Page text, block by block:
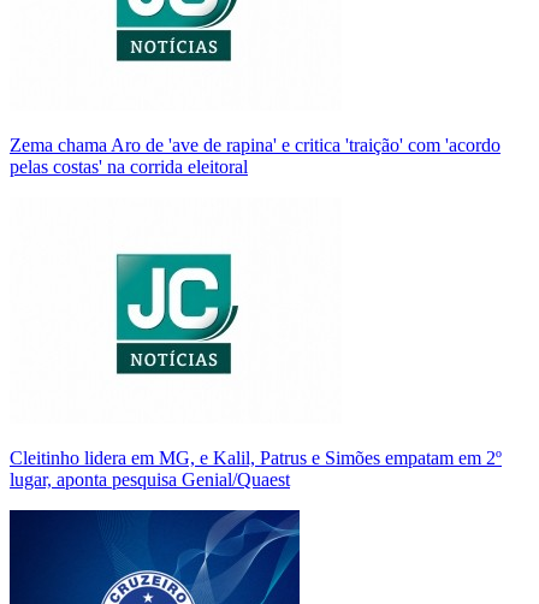
Zema chama Aro de 'ave de rapina' e critica 'traição' com 'acordo
pelas costas' na corrida eleitoral
Cleitinho lidera em MG, e Kalil, Patrus e Simões empatam em 2º
lugar, aponta pesquisa Genial/Quaest